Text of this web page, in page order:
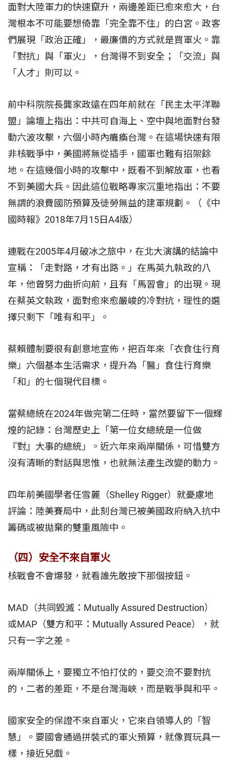
面對大陸軍力的快速竄升，兩邊差距已愈來愈大，台
灣根本不可能要想倚靠「完全靠不住」的白宮。政客
們展現「政治正確」，最廉價的方式就是買軍火。靠
「對抗」與「軍火」，台灣得不到安全；「交流」與
「人才」則可以。
前中科院院長龔家政遠在四年前就在「民主太平洋聯
盟」論壇上指出：中共可自海上、空中與地面對台發
動六波攻擊，六個小時內癱瘓台灣。在這場快速有限
非核戰爭中，美國將無從插手，國軍也難有招架餘
地。在這幾個小時的攻擊中，既看不到解放軍，也看
不到美國大兵。因此這位戰略專家沉重地指出：不要
無謂的浪費國防預算及徒勞無益的建軍規劃。（《中
國時報》2018年7月15日A4版）
連戰在2005年4月破冰之旅中，在北大演講的結論中
宣稱：「走對路，才有出路。」在馬英九執政的八
年，他曾努力曲折向前，且有「馬習會」的出現。現
在蔡英文執政，面對愈來愈嚴峻的冷對抗，理性的選
擇只剩下「唯有和平」。
蔡賴體制要很有創意地宣佈，把百年來「衣食住行育
樂」六個基本生活需求，提升為「醫」食住行育樂
「和」的七個現代目標。
當蔡總統在2024年做完第二任時，當然要留下一個輝
煌的記錄：台灣歷史上「第一位女總統是一位做
『對』大事的總統」。近六年來兩岸關係，可惜雙方
沒有清晰的對話與思惟，也就無法產生改變的動力。
四年前美國學者任雪麗（Shelley Rigger）就憂慮地
評論：陸美賽局中，此刻台灣已被美國政府納入抗中
籌碼或被拋棄的雙重風險中。
（四）安全不來自軍火
核戰會不會爆發，就看誰先敢按下那個按鈕。
MAD（共同毀滅：Mutually Assured Destruction）
或MAP（雙方和平：Mutually Assured Peace），就
只有一字之差。
兩岸關係上，要獨立不怕打仗的，要交流不要對抗
的，二者的差距，不是台灣海峽，而是戰爭與和平。
國家安全的保證不來自軍火，它來自領導人的「智
慧」。要國會通過拼裝式的軍火預算，就像買玩具一
樣，接近兒戲。